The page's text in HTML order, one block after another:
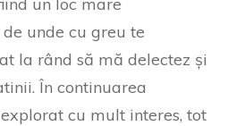
unde cu greu te
la rând să mă delectez și
În continuarea
cu mult interes, tot